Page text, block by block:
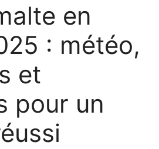
en
: météo,
et
pour un